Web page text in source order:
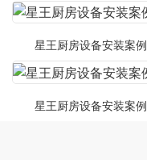
星王厨房设备安装案例
星王厨房设备安装案例